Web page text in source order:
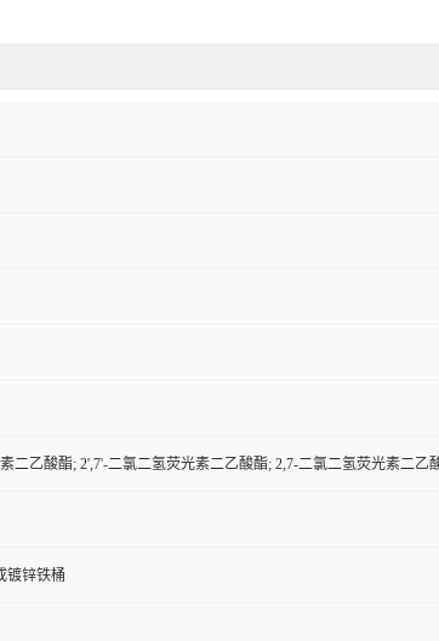
二乙酸酯; 2',7'-二氯二氢荧光素二乙酸酯; 2,7-二氯二氢荧光素二乙
镀锌铁桶